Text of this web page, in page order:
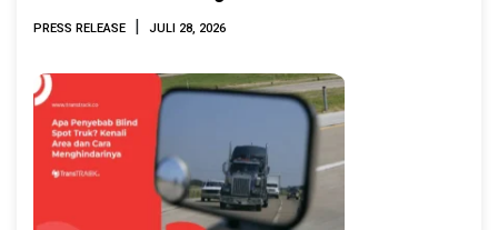
INAMARINE 2026
PRESS RELEASE | JULI 28, 2026